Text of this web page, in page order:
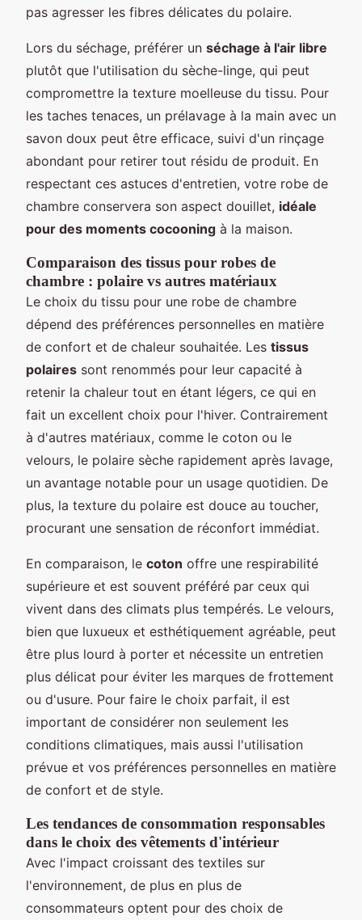
pas agresser les fibres délicates du polaire.
Lors du séchage, préférer un séchage à l'air libre
plutôt que l'utilisation du sèche-linge, qui peut
compromettre la texture moelleuse du tissu. Pour
les taches tenaces, un prélavage à la main avec un
savon doux peut être efficace, suivi d'un rinçage
abondant pour retirer tout résidu de produit. En
respectant ces astuces d'entretien, votre robe de
chambre conservera son aspect douillet, idéale
pour des moments cocooning à la maison.
Comparaison des tissus pour robes de
chambre : polaire vs autres matériaux
Le choix du tissu pour une robe de chambre
dépend des préférences personnelles en matière
de confort et de chaleur souhaitée. Les tissus
polaires sont renommés pour leur capacité à
retenir la chaleur tout en étant légers, ce qui en
fait un excellent choix pour l'hiver. Contrairement
à d'autres matériaux, comme le coton ou le
velours, le polaire sèche rapidement après lavage,
un avantage notable pour un usage quotidien. De
plus, la texture du polaire est douce au toucher,
procurant une sensation de réconfort immédiat.
En comparaison, le coton offre une respirabilité
supérieure et est souvent préféré par ceux qui
vivent dans des climats plus tempérés. Le velours,
bien que luxueux et esthétiquement agréable, peut
être plus lourd à porter et nécessite un entretien
plus délicat pour éviter les marques de frottement
ou d'usure. Pour faire le choix parfait, il est
important de considérer non seulement les
conditions climatiques, mais aussi l'utilisation
prévue et vos préférences personnelles en matière
de confort et de style.
Les tendances de consommation responsables
dans le choix des vêtements d'intérieur
Avec l'impact croissant des textiles sur
l'environnement, de plus en plus de
consommateurs optent pour des choix de